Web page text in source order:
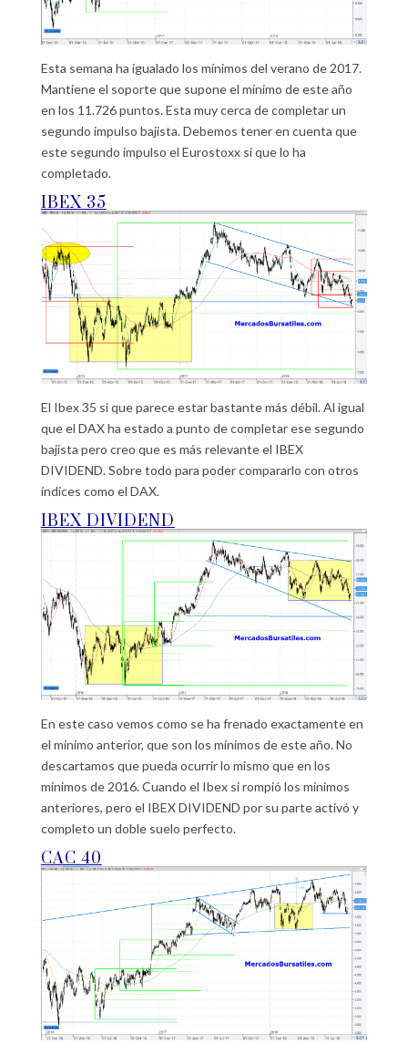
Esta semana ha igualado los mínimos del verano de 2017.
Mantiene el soporte que supone el mínimo de este año
en los 11.726 puntos. Esta muy cerca de completar un
segundo impulso bajista. Debemos tener en cuenta que
este segundo impulso el Eurostoxx si que lo ha
completado.
IBEX 35
El Ibex 35 si que parece estar bastante más débil. Al igual
que el DAX ha estado a punto de completar ese segundo
bajista pero creo que es más relevante el IBEX
DIVIDEND. Sobre todo para poder compararlo con otros
índices como el DAX.
IBEX DIVIDEND
En este caso vemos como se ha frenado exactamente en
el mínimo anterior, que son los mínimos de este año. No
descartamos que pueda ocurrir lo mismo que en los
mínimos de 2016. Cuando el Ibex si rompió los mínimos
anteriores, pero el IBEX DIVIDEND por su parte activó y
completo un doble suelo perfecto.
CAC 40